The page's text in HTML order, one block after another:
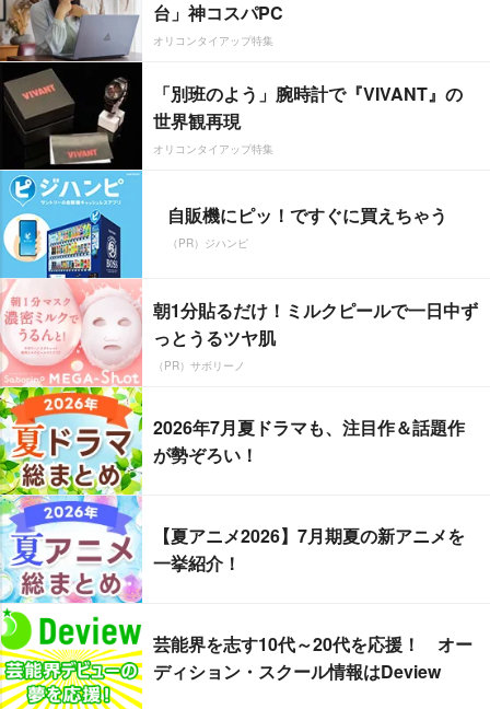
台」神コスパPC
オリコンタイアップ特集
「別班のよう」腕時計で『VIVANT』の
世界観再現
オリコンタイアップ特集
自販機にピッ！ですぐに買えちゃう
（PR）ジハンピ
朝1分貼るだけ！ミルクピールで一日中ず
っとうるツヤ肌
（PR）サボリーノ
2026年7月夏ドラマも、注目作＆話題作
が勢ぞろい！
【夏アニメ2026】7月期夏の新アニメを
一挙紹介！
芸能界を志す10代～20代を応援！ オー
ディション・スクール情報はDeview